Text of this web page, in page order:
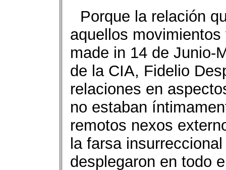
Porque la relación
aquellos
made in 14 de Junio-
de la CIA, Fidelio
relaciones en
no estaban
remotos nexos
la farsa
desplegaron en todo